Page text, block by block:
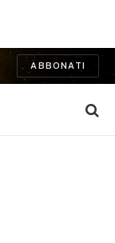
ABBONATI